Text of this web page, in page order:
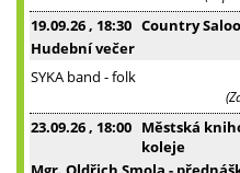
19.09.26 , 18:30 Country
Hudební večer
SYKA band - folk
23.09.26 , 18:00 Městská
koleje